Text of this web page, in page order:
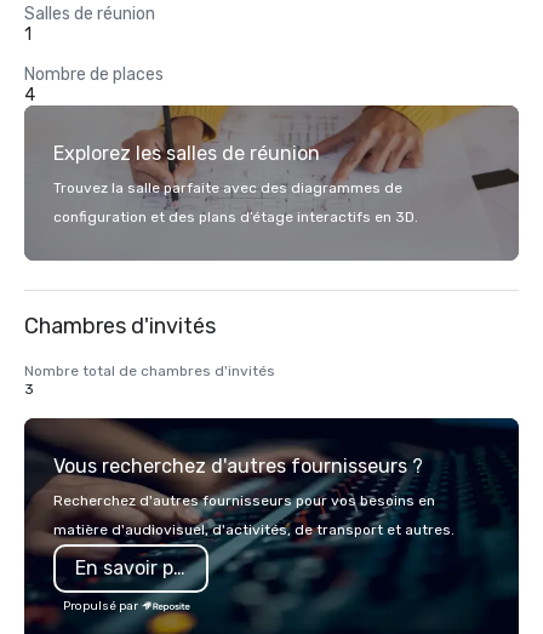
Salles de réunion
1
Nombre de places
4
Explorez les salles de réunion
Trouvez la salle parfaite avec des diagrammes de
configuration et des plans d’étage interactifs en 3D.
Chambres d'invités
Nombre total de chambres d'invités
3
Vous recherchez d'autres fournisseurs ?
Recherchez d'autres fournisseurs pour vos besoins en
matière d'audiovisuel, d'activités, de transport et autres.
En savoir plus
Propulsé par